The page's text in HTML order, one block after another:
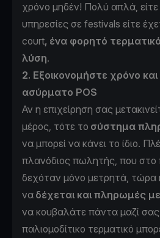
χρόνο μηδέν! Πολύ απλά,
υπηρεσίες σε festivals είτε
court, ένα φορητό τερματικό
λύση.
2. Εξοικονομήστε χρόνο
ασύρματο POS
Αν η επιχείρηση σας
μέρος, τότε το σύστημα
να μπορεί να κάνει το ίδιο.
πλανόδιος πωλητής, που
δεχόταν μόνο μετρητά, τώρα
να δέχεται και πληρωμές
να κουβαλάτε πάντα μαζί
παλιομοδίτικο τερματικό